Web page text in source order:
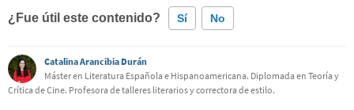
¿Fue útil este contenido? Sí No
Este contenido contiene información incorrecta
Catalina Arancibia Durán
Máster en Literatura Española e Hispanoamericana. Diplomada en Teoría y
Crítica de Cine. Profesora de talleres literarios y correctora de estilo.